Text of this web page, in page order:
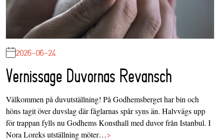
2026-06-24
Vernissage Duvornas Revansch
Välkommen på duvutställning! På Godhemsberget har bin och
höns tagit över duvslag där fåglarnas spår syns än. Halvvägs upp
för trappan fylls nu Godhems Konsthall med duvor från Istanbul. I
Nora Loreks utställning möter…>